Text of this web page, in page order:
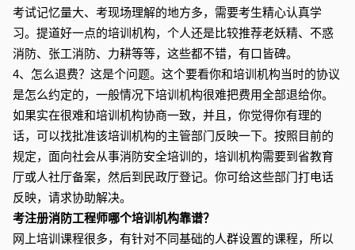
考试记忆量大、考现场理解的地方多，需要考生精心认真学
习。提道好一点的培训机构，个人还是比较推荐老妖精、不惑
消防、张工消防、力耕等等，这些都不错，有口皆碑。
4、怎么退费？这是个问题。这个要看你和培训机构当时的协议
是怎么约定的，一般情况下培训机构很难把费用全部退给你。
如果实在很难和培训机构协商一致，并且，你觉得你有理的
话，可以找批准该培训机构的主管部门反映一下。按照目前的
规定，面向社会从事消防安全培训的，培训机构需要到省教育
厅或人社厅备案，然后到民政厅登记。你可给这些部门打电话
反映，请求协助解决。
考注册消防工程师哪个培训机构靠谱？
网上培训课程很多，有针对不同基础的人群设置的课程，所以